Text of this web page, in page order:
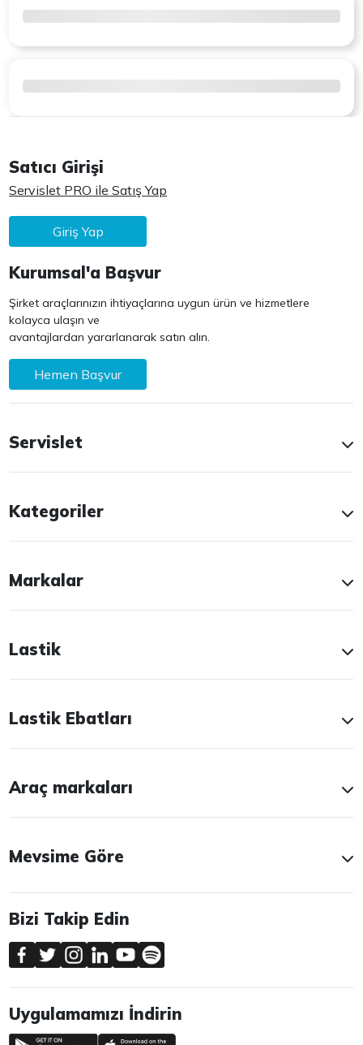
Satıcı Girişi
Servislet PRO ile Satış Yap
Giriş Yap
Kurumsal'a Başvur
Şirket araçlarınızın ihtiyaçlarına uygun ürün ve hizmetlere
kolayca ulaşın ve
avantajlardan yararlanarak satın alın.
Hemen Başvur
Servislet
Kategoriler
Markalar
Lastik
Lastik Ebatları
Araç markaları
Mevsime Göre
Bizi Takip Edin
Uygulamamızı İndirin